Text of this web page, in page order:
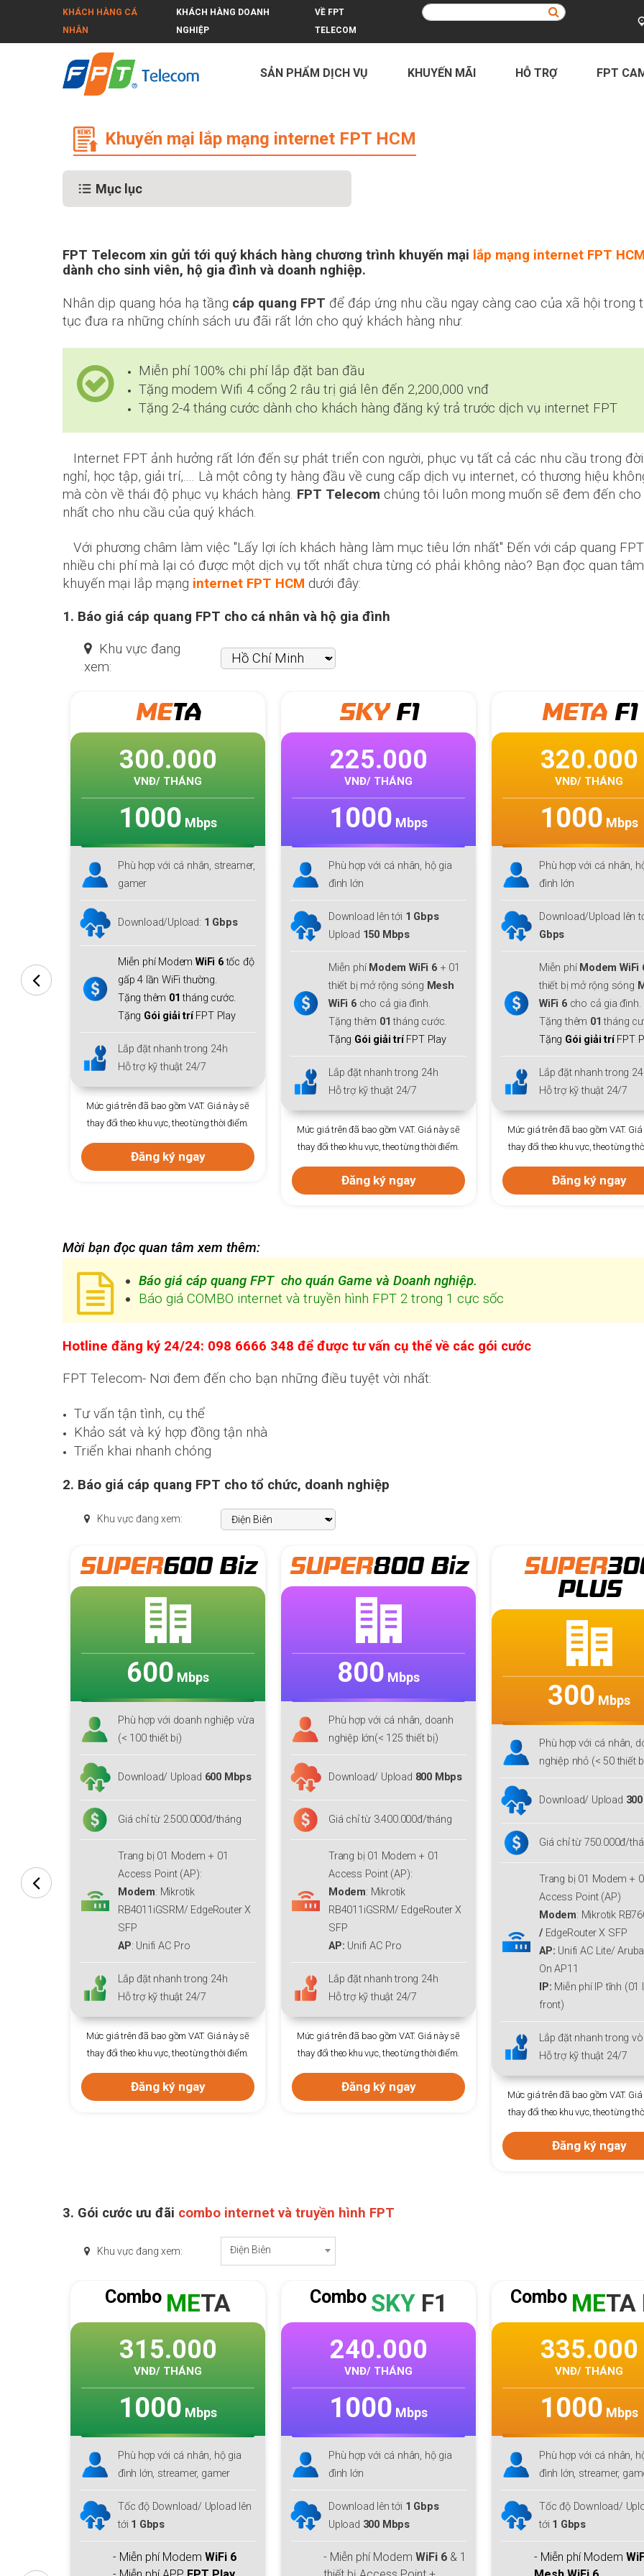
KHÁCH HÀNG CÁ
NHÂN
KHÁCH HÀNG DOANH
NGHIỆP
VỀ FPT
TELECOM
SẢN PHẨM DỊCH VỤ KHUYẾN MÃI HỖ TRỢ FPT
Khuyến mại lắp mạng internet FPT HCM
Mục lục
FPT Telecom xin gửi tới quý khách hàng chương trình khuyến mại lắp mạng internet FPT HCM
dành cho sinh viên, hộ gia đình và doanh nghiệp.
Nhân dịp quang hóa hạ tầng cáp quang FPT để đáp ứng nhu cầu ngay càng cao của xã hội trong
tục đưa ra những chính sách ưu đãi rất lớn cho quý khách hàng như:
Miễn phí 100% chi phí lắp đặt ban đầu
Tặng modem Wifi 4 cổng 2 râu trị giá lên đến 2,200,000 vnđ
Tặng 2-4 tháng cước dành cho khách hàng đăng ký trả trước dịch vụ internet FPT
Internet FPT ảnh hưởng rất lớn đến sự phát triển con người, phục vụ tất cả các nhu cầu trong
nghỉ, học tập, giải trí,.... Là một công ty hàng đầu về cung cấp dịch vụ internet, có thương hiệu
mà còn về thái độ phục vụ khách hàng. FPT Telecom chúng tôi luôn mong muốn sẽ đem đến
nhất cho nhu cầu của quý khách.
Với phương châm làm việc "Lấy lợi ích khách hàng làm mục tiêu lớn nhất" Đến với cáp quang
nhiều chi phí mà lại có được một dịch vụ tốt nhất chưa từng có phải không nào? Bạn đọc quan
khuyến mại lắp mạng internet FPT HCM dưới đây:
1. Báo giá cáp quang FPT cho cá nhân và hộ gia đình
Khu vực đang
xem:
tốc độ
SKYF1
225.000
VNĐ/ THÁNG
1000 Mbps
Phù hợp với cá nhân, hộ gia
đình lớn
Download lên tới
1 Gbps
Miễn phí Modem WiFi 6+ 01
thiết bị mở rộng sóngMesh
WiFi 6 cho cả gia đình.
Tặng thêm01 tháng cước.
Lắp đặt nhanh trong 24h
Hỗ trợ kỹ thuật 24/7
Mức giá trên đã bao gồm VAT. Giá này sẽ
thay đổi theo khu vực, theo từng thời điểm.
METAF1
320.000
VNĐ/ THÁNG
1000 Mbps
Phù hợp với cá nhân, hộ gia
đình lớn
Download/Upload lên tới
Gbps
Miễn phí Modem WiFi 6 + 01
thiết bị mở rộng sóng Mesh
WiFi 6 cho cả gia đình.
Tặng thêm 01tháng cước.
Tặng Gói giải tríFPT Play
Lắp đặt nhanh trong 24h
Hỗ trợ kỹ thuật 24/7
Mức giá trên đã bao gồm VAT. Giá này sẽ
thay đổi theo khu vực, theo từng thời điểm.
Đăng ký ngay
Giga
Multi
300.000
VNĐ/ THÁNG
300
Phù hợp
IP
Mbps
Thiết bị:ONT
Ưu đãigói đa phiên
Trả trước 12tháng +1
Phí hoà mạng: Chỉ
Lắp đặt nhanh trong 24h
Mức giá trên đã bao gồm VAT. Giá
Đăng ký ngay
Mời bạn đọc quan tâm xem thêm:
Báo giá cáp quang FPTcho quán Game và Doanh nghiệp.
Báo giá COMBO internet và truyền hình FPT 2 trong 1 cực sốc
Hotline đăng ký 24/24: 098 6666 348 để được tư vấn cụ thể về các gói cước
FPT Telecom- Nơi đem đến cho bạn những điều tuyệt vời nhất:
Tư vấn tận tình, cụ thể
Khảo sát và ký hợp đồng tận nhà
Triển khai nhanh chóng
2. Báo giá cáp quang FPT cho tổ chức, doanh nghiệp
Khu vực đang xem:
SUPER800 Biz
800 Mbps
Phù hợp với cá nhân, doanh
nghiệp lớn(< 125 thiết bị)
Download/ Upload 800 Mbps
Giá chỉ từ 3.400.000đ/tháng
Trang bị 01 Modem + 01
Access Point (AP):
Modem: Mikrotik
RB4011iGSRM/ EdgeRouter X
SFP
AP:Unifi AC Pro
Lắp đặt nhanh trong 24h
Hỗ trợ kỹ thuật 24/7
Mức giá trên đã bao gồm VAT. Giá này sẽ
thay đổi theo khu vực, theo từng thời điểm.
Đăng ký ngay
SUPER300
PLUS
300Mbps
Phù hợp với cá nhân, doanh
Trang bị 01 Modem + 01
Access Point (AP)
Modem: Mikrotik RB760iGS
/EdgeRouter X SFP
AP: Unifi AC Lite/ Aruba Instant
IP: Miễn phí IP tĩnh (01 Ip
front)
Lắp đặt nhanh trong vòng 24h
Hỗ trợ kỹ thuật 24/7
Mức giá trên đã bao gồm VAT. Giá này sẽ
SUPER
PLUS
500 Mbps
Phù hợp với cá nhân,
nghiệp nhỏ (< 70 thiết
Download/ Upload
Giá chỉ từ 1.700.000đ/
Trang bị 01 Modem +
Access Point (AP):
Modem: Mikrotik
/ EdgeRouter X SFP
AP:Unifi AC Lite /Aruba
Instant On AP11
IP: Miễn phí IP tĩnh (01
front)
Lắp đặt nhanh trong
Hỗ trợ kỹ thuật 24/7
Mức giá trên đã bao gồm VAT.
thay đổi theo khu vực, theo từng
Đăng ký ngay
3. Gói cước ưu đãi combo internet và truyền hình FPT
Khu vực đang xem: Điện Biên
ComboSKYF1
240.000
VNĐ/ THÁNG
1000 Mbps
Phù hợp với cá nhân, hộ gia
đình lớn
Download lên tới1 Gbps
Upload300 Mbps
- Miễn phí Modem WiFi 6
ComboMETA F1
335.000
VNĐ/ THÁNG
1000 Mbps
Phù hợp với cá nhân, hộ gia
đình lớn, streamer, gamer
Tốc độ Download/ Upload lên
tới 1 Gbps
- Miễn phí Modem WiFi 6 + 1
ComboGIGA
240.000
VNĐ/ THÁNG
300Mbps
Phù hợp với cá nhân,
đình lớn, streamer,
Tốc độ Download/
tới 300 Gbps
- Miễn phí Modem